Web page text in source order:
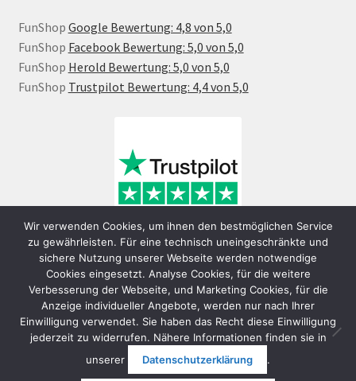
FunShop Google Bewertung: 4,8 von 5,0
FunShop Facebook Bewertung: 5,0 von 5,0
FunShop Herold Bewertung: 5,0 von 5,0
FunShop Trustpilot Bewertung: 4,4 von 5,0
© FunShop Wien - Hochqualitative Elektromobilität 2026
Datenschutzerklärung
Erstellt mit WooCommerce
Wir verwenden Cookies, um ihnen den bestmöglichen Service
zu gewährleisten. Für eine technisch uneingeschränkte und
sichere Nutzung unserer Webseite werden notwendige
Cookies eingesetzt. Analyse Cookies, für die weitere
Verbesserung der Webseite, und Marketing Cookies, für die
Anzeige individueller Angebote, werden nur nach Ihrer
Einwilligung verwendet. Sie haben das Recht diese Einwilligung
jederzeit zu widerrufen. Nähere Informationen finden sie in
unserer
Datenschutzerklärung .